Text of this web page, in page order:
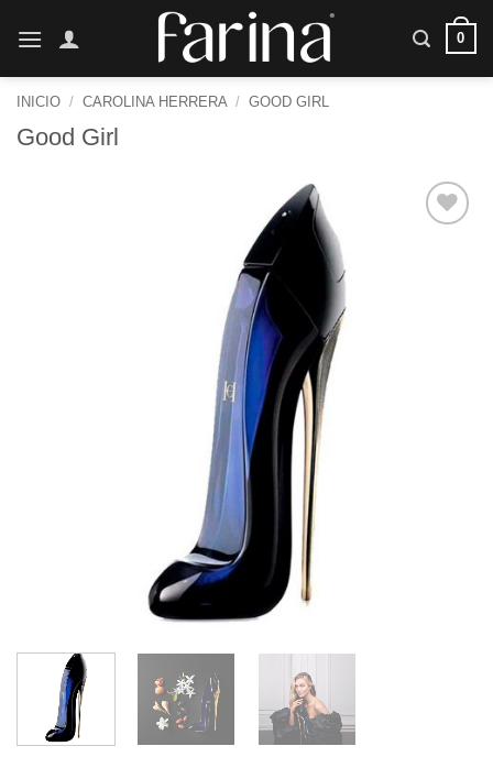
0
INICIO / CAROLINA HERRERA / GOOD GIRL
Good Girl